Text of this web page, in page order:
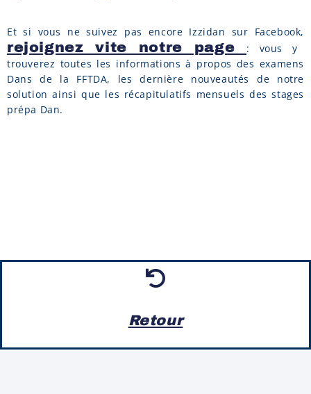
Et si vous ne suivez pas encore Izzidan sur Facebook,
rejoignez vite notre page
: vous y
trouverez toutes les informations à propos des examens
Dans de la FFTDA, les dernière nouveautés de notre
solution ainsi que les récapitulatifs mensuels des stages
prépa Dan.
Retour